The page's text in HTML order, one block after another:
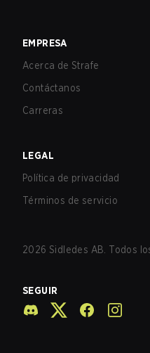
EMPRESA
Acerca de Strafe
Contáctanos
Carreras
LEGAL
Política de privacidad
Términos de servicio
2026 Sidledes AB. Todos
SEGUIR